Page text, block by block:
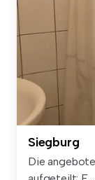
Siegburg
Die